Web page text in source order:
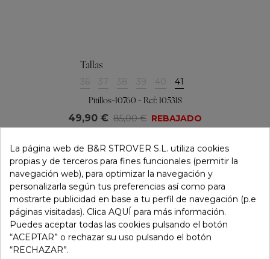
Tallas
36 37 38 39 40 41
Pitillos-10760 - Ref: 105318
49,90 € 85,00 € REBAJADO
La página web de B&R STROVER S.L. utiliza cookies
propias y de terceros para fines funcionales (permitir la
navegación web), para optimizar la navegación y
personalizarla según tus preferencias así como para
mostrarte publicidad en base a tu perfil de navegación (p.e
páginas visitadas). Clica AQUÍ para más información.
Puedes aceptar todas las cookies pulsando el botón
“ACEPTAR” o rechazar su uso pulsando el botón
“RECHAZAR”.